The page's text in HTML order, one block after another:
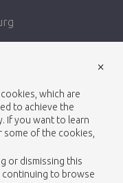
which are
to achieve the
If you want to learn
of the cookies,
or dismissing this
continuing to browse
×